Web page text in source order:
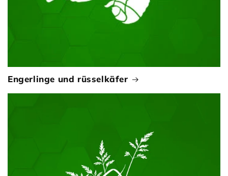
Engerlinge und rüsselkäfer